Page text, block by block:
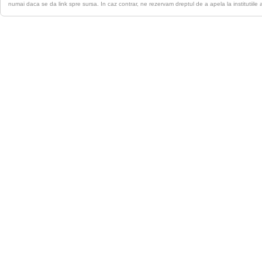
numai daca se da link spre sursa. In caz contrar, ne rezervam dreptul de a apela la institutiile